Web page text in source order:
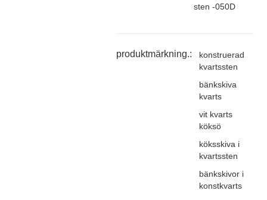
sten -050D
produktmärkning.:
konstruerad
kvartssten
bänkskiva
kvarts
vit kvarts
köksö
köksskiva i
kvartssten
bänkskivor i
konstkvarts